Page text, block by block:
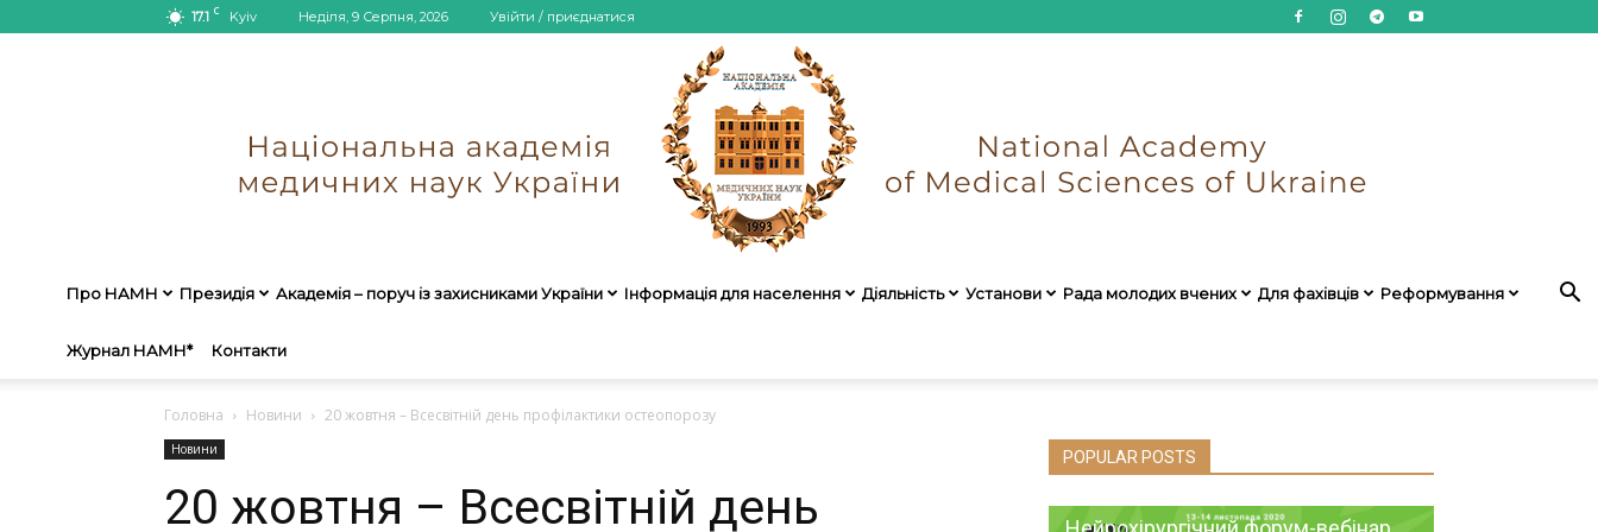
17.1 C Kyiv Неділя, 9 Серпня, 2026 Увійти / приєднатися
України
Про НАМН Президія Академія – поруч із захисниками України Інформація для населення Діяльність Установи Рада молодих вчених Для фахівців Реформування
Журнал НАМН* Контакти
Головна Новини 20 жовтня – Всесвітній день профілактики остеопорозу
Новини
20 жовтня – Всесвітній день
POPULAR POSTS